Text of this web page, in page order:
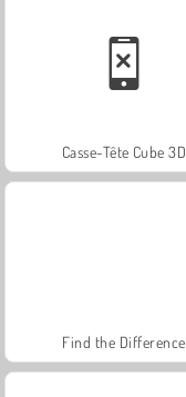
Casse-Tête Cube 3D
Find the Difference